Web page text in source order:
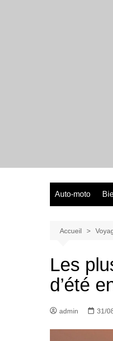
Auto-moto
Accueil
Les
d’été
admin 31/